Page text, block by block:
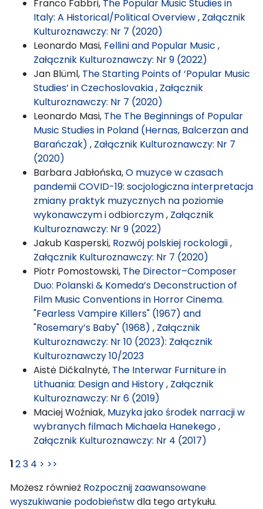
Franco Fabbri, The Popular Music Studies in
Italy: A Historical/Political Overview, Załącznik
Kulturoznawczy: Nr 7 (2020)
Leonardo Masi, Fellini and Popular Music ,
Załącznik Kulturoznawczy: Nr 9 (2022)
Jan Blüml, The Starting Points of ‘Popular Music
Studies’ in Czechoslovakia, Załącznik
Kulturoznawczy: Nr 7 (2020)
Leonardo Masi, The The Beginnings of Popular
Music Studies in Poland (Hernas, Balcerzan and
Barańczak) , Załącznik Kulturoznawczy: Nr 7
(2020)
Barbara Jabłońska,O muzyce w czasach
pandemii COVID-19: socjologiczna interpretacja
zmiany praktyk muzycznych na poziomie
wykonawczym i odbiorczym, Załącznik
Kulturoznawczy: Nr 9 (2022)
Jakub Kasperski, Rozwój polskiej rockologii,
Załącznik Kulturoznawczy: Nr 7 (2020)
Piotr Pomostowski, The Director–Composer
Duo: Polanski & Komeda’s Deconstruction of
Film Music Conventions in Horror Cinema.
"Fearless Vampire Killers" (1967) and
"Rosemary’s Baby" (1968) , Załącznik
Kulturoznawczy: Nr 10 (2023): Załącznik
Kulturoznawczy 10/2023
Aistė Dičkalnytė, The Interwar Furniture in
Lithuania: Design and History, Załącznik
Kulturoznawczy: Nr 6 (2019)
Maciej Woźniak, Muzyka jako środek narracji w
wybranych filmach Michaela Hanekego,
Załącznik Kulturoznawczy: Nr 4 (2017)
123 4 > >>
Możesz również Rozpocznij zaawansowane
wyszukiwanie podobieństwdla tego artykułu.